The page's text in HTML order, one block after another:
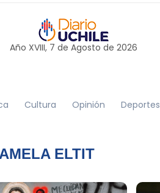
Año XVIII, 7 de Agosto de 2026
Cultura Opinión Deportes
ELTIT